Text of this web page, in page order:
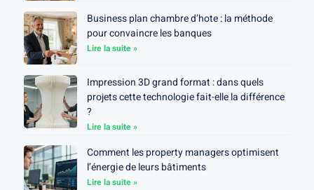
Business plan chambre d’hote : la méthode
pour convaincre les banques
Lire la suite »
Impression 3D grand format : dans quels
projets cette technologie fait-elle la différence
?
Lire la suite »
Comment les property managers optimisent
l’énergie de leurs bâtiments
Lire la suite »